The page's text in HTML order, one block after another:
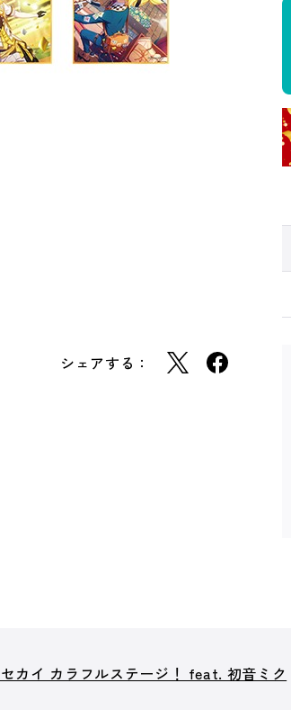
シェアする：
カイ カラフルステージ！ feat. 初音ミク